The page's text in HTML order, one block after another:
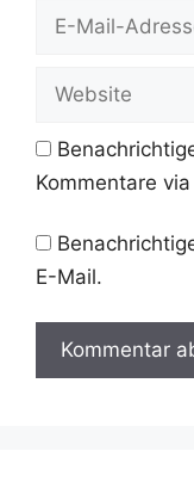
Website
Kommentare
E-Mail.